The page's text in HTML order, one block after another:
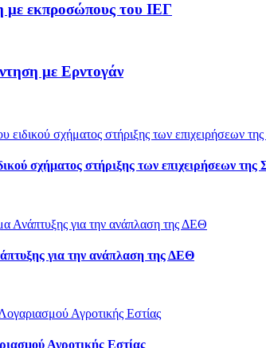
με εκπροσώπους του ΙΕΓ
με Ερντογάν
σχήματος στήριξης των επιχειρήσεων
για την ανάπλαση της ΔΕΘ
Αγροτικής Εστίας